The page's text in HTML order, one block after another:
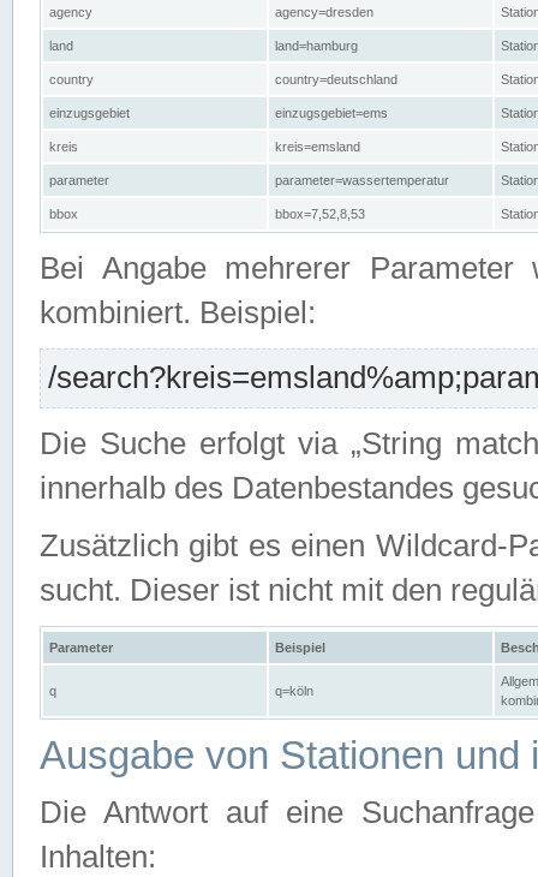
agency agency=dresden
land land=hamburg
country country=deutschland
einzugsgebiet einzugsgebiet=ems
kreis kreis=emsland
parameter parameter=wassertemperatur
bbox bbox=7,52,8,53
Bei Angabe mehrerer Parameter
kombiniert. Beispiel:
/
Die Suche erfolgt via „String
innerhalb des Datenbestandes
Zusätzlich gibt es einen Wildcard-
sucht. Dieser ist nicht mit den
Parameter Beispiel
q q=köln
Ausgabe von Stationen und
Die Antwort auf eine
Inhalten: